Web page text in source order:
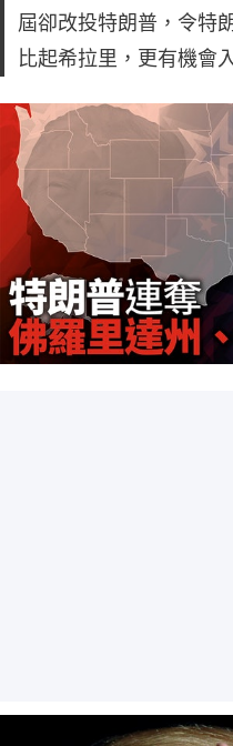
屆卻改投特朗普，令特
比起希拉里，更有機會